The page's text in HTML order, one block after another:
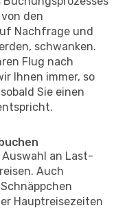
den
Nachfrage und
schwanken.
Flug nach
Ihnen immer, so
Sie einen
Auswahl an Last-
Auch
Hauptreisezeiten